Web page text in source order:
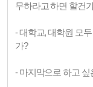
무하라고 하면 할건
- 대학교, 대학원 모
가?
- 마지막으로 하고 싶